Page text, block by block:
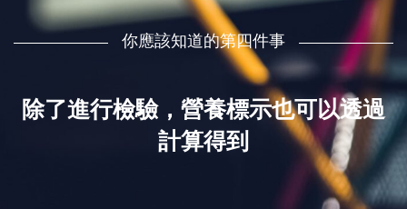
你應該知道的第四件事
除了進行檢驗，營養標示也可以透過
計算得到